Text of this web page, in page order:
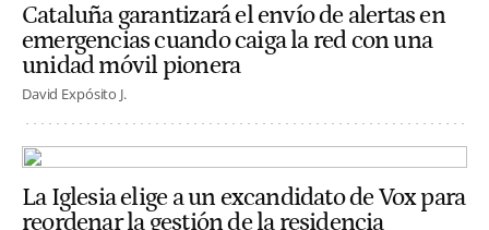
Cataluña garantizará el envío de alertas en
emergencias cuando caiga la red con una
unidad móvil pionera
David Expósito J.
La Iglesia elige a un excandidato de Vox para
reordenar la gestión de la residencia